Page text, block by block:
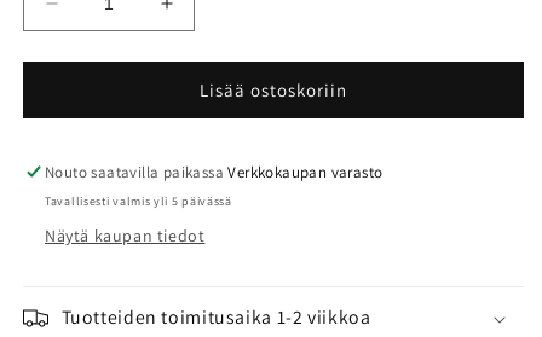
Vähennä
tuotteen
Axcel
Leather
määrää
Lisää
tuotteen
Axcel
Replacement
Leather
määrää
Lisää ostoskoriin
Nouto saatavilla paikassaVerkkokaupan varasto
Tavallisesti valmis yli 5 päivässä
Näytä kaupan tiedot
Tuotteiden toimitusaika 1-2 viikkoa